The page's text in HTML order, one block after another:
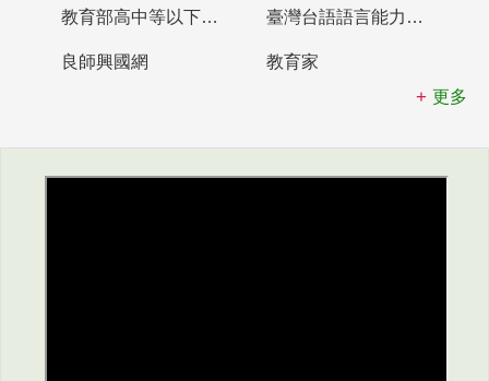
教育部高中等以下學校及幼兒園教師資格檢定考試 臺灣台語語言能力認證網站
良師興國網
教育家
更多